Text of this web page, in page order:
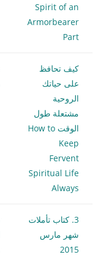
Spirit of an
Armorbearer
Part
كيف تحافظ
على حياتك
الروحية
مشتعلة طول
الوقت How to
Keep
Fervent
Spiritual Life
Always
3. كتاب تأملات
شهر مارس
2015